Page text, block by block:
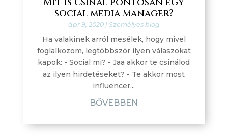
social media manager?
ápr 9, 2020| Személyes blog
Ha valakinek arról mesélek, hogy mivel
foglalkozom, legtöbbször ilyen válaszokat
kapok:⁣ - Social mi? - Jaa akkor te csinálod
az ilyen hirdetéseket?⁣ - Te akkor most
influencer...
BŐVEBBEN